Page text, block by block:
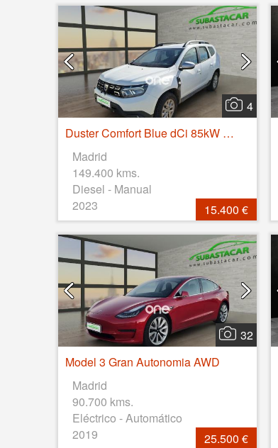
4
Duster Comfort Blue dCi 85kW (115CV) 4X4
Madrid
149.400 kms.
Diesel - Manual
2023
15.400 €
32
Model 3 Gran Autonomia AWD
Madrid
90.700 kms.
Eléctrico - Automático
2019
25.500 €